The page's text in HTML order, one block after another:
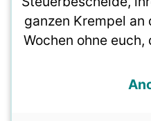
ganzen Krempel an
Wochen ohne